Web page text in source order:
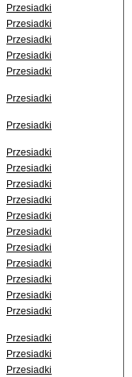
Przesiadki
Przesiadki
Przesiadki
Przesiadki
Przesiadki
Przesiadki
Przesiadki
Przesiadki
Przesiadki
Przesiadki
Przesiadki
Przesiadki
Przesiadki
Przesiadki
Przesiadki
Przesiadki
Przesiadki
Przesiadki
Przesiadki
Przesiadki
Przesiadki